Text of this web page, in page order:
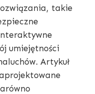
takie
umiejętności
Artykuł